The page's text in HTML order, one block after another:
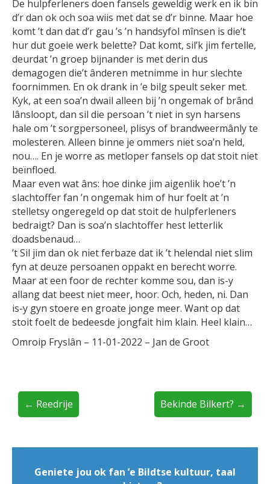
De hulpferleners doen fansels geweldig werk en ik bin
d’r dan ok och soa wiis met dat se d’r binne. Maar hoe
komt ’t dan dat d’r gau ’s ’n handsyfol mînsen is die’t
hur dut goeie werk belette? Dat komt, sil’k jim fertelle,
deurdat ’n groep bijnander is met derin dus
demagogen die’t ânderen metnimme in hur slechte
foornimmen. En ok drank in ’e bilg speult seker met.
Kyk, at een soa’n dwail alleen bij ’n ongemak of brând
lânsloopt, dan sil die persoan ’t niet in syn harsens
hale om ’t sorgpersoneel, plisys of brandweermânly te
molesteren. Alleen binne je ommers niet soa’n held,
nou…. En je worre as metloper fansels op dat stoit niet
beïnfloed.
Maar even wat âns: hoe dinke jim aigenlik hoe’t ’n
slachtoffer fan ’n ongemak him of hur foelt at ’n
stelletsy ongeregeld op dat stoit de hulpferleners
bedraigt? Dan is soa’n slachtoffer hest letterlik
doadsbenaud…
’t Sil jim dan ok niet ferbaze dat ik ’t helendal niet slim
fyn at deuze persoanen oppakt en berecht worre.
Maar at een foor de rechter komme sou, dan is-y
allang dat beest niet meer, hoor. Och, heden, ni. Dan
is-y gyn stoere en groate jonge meer. Want op dat
stoit foelt de bedeesde jongfait him klain. Heel klain…
Omroip Fryslân – 11-01-2022 – Jan de Groot
← Reedrije Bekinde Bilkert? →
Geniete jou ok fan ’e Bildtse kultuur, taal